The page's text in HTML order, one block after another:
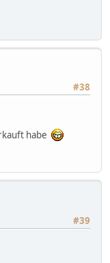
#38
habe
#39